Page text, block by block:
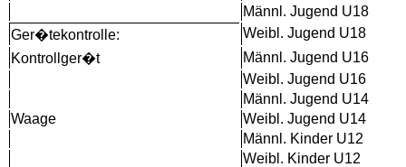
Männl. Jugend U18
Ger�tekontrolle:
Weibl. Jugend U18
Kontrollger�t
Männl. Jugend U16
Weibl. Jugend U16
Männl. Jugend U14
Waage
Weibl. Jugend U14
Männl. Kinder U12
Weibl. Kinder U12